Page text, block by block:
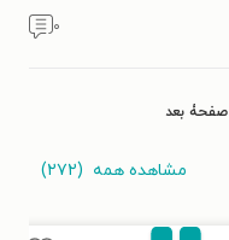
۰
صفحۀ بعد
مشاهده همه (۲۷۲)